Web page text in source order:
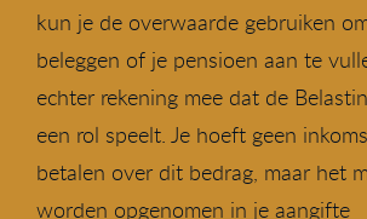
kun je de overwaarde gebruiken
beleggen of je pensioen aan te
echter rekening mee dat de
een rol speelt. Je hoeft geen
betalen over dit bedrag, maar het
worden opgenomen in je aangifte